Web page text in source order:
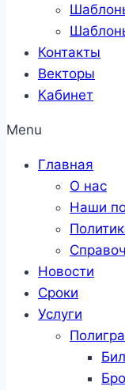
Контакты
Векторы
Кабинет
Menu
Главная
О нас
Наши
Новости
Сроки
Услуги